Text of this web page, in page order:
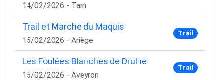
Oui, je veux progresser 💪
Aucun spam, vous pouvez vous désinscrire à tout
14/02/2026 - Tarn
Trail et Marche du Maquis
15/02/2026 - Ariège
Trail
Les Foulées Blanches de Drulhe
15/02/2026 - Aveyron
Trail